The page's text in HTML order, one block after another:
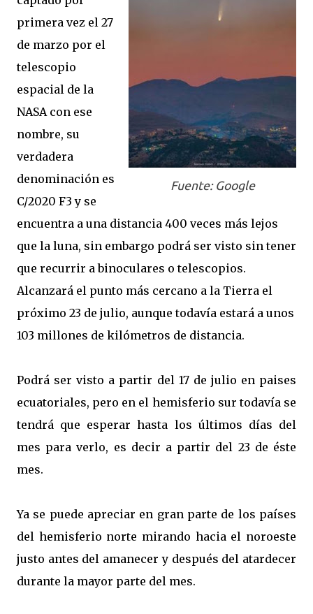
Fuente: Google
primera vez el 27
de marzo por el
telescopio
espacial de la
NASA con ese
nombre, su
verdadera
denominación es
C/2020 F3 y se
encuentra a una distancia 400 veces más lejos
que la luna, sin embargo podrá ser visto sin tener
que recurrir a binoculares o telescopios.
Alcanzará el punto más cercano a la Tierra el
próximo 23 de julio, aunque todavía estará a unos
103 millones de kilómetros de distancia.
Podrá ser visto a partir del 17 de julio en paises
ecuatoriales, pero en el hemisferio sur todavía se
tendrá que esperar hasta los últimos días del
mes para verlo, es decir a partir del 23 de éste
mes.
Ya se puede apreciar en gran parte de los países
del hemisferio norte mirando hacia el noroeste
justo antes del amanecer y después del atardecer
durante la mayor parte del mes.